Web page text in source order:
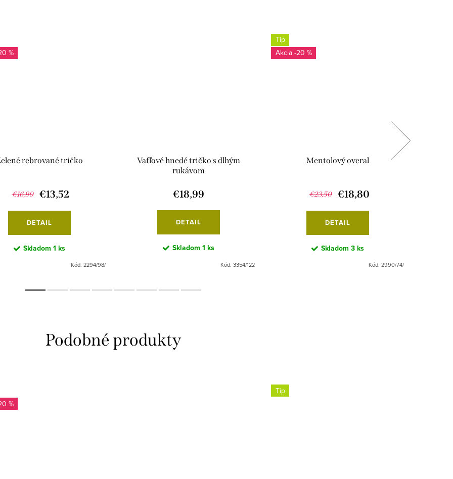
%
rebrované tričko
€16,90 €13,52
DETAIL
Skladom 1 ks
Kód: 2294/98/
Vafľové hnedé tričko s dlhým
rukávom
€18,99
DETAIL
Skladom 1 ks
Kód: 3354/122
Tip
-20 %
Mentolový overal
€23,50 €18,80
DETAIL
Skladom 3 ks
Kód: 2990/74/
%
Tip